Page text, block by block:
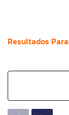
Resultados